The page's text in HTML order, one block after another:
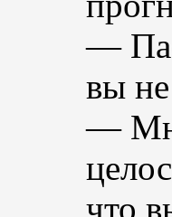
—
вы
—
что